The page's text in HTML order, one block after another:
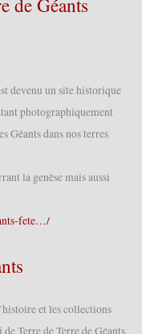
devenu un site historique
photographiquement
Géants dans nos terres
la genèse mais aussi
fete…/
et les collections
Terre de Terre de Géants